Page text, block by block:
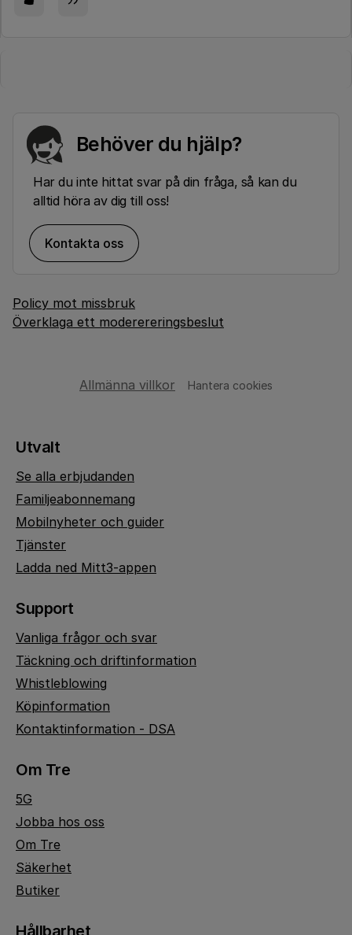
Behöver du hjälp?
Har du inte hittat svar på din fråga, så kan du
alltid höra av dig till oss!
Kontakta oss
Policy mot missbruk
Överklaga ett moderereringsbeslut
Allmänna villkor Hantera cookies
Utvalt
Se alla erbjudanden
Familjeabonnemang
Mobilnyheter och guider
Tjänster
Ladda ned Mitt3-appen
Support
Vanliga frågor och svar
Täckning och driftinformation
Whistleblowing
Köpinformation
Kontaktinformation - DSA
Om Tre
5G
Jobba hos oss
Om Tre
Säkerhet
Butiker
Hållbarhet